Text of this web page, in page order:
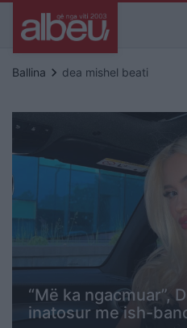
Ballina keyboard_arrow_right dea mishel beati
“Më ka ngacmuar”,
inatosur me ish-